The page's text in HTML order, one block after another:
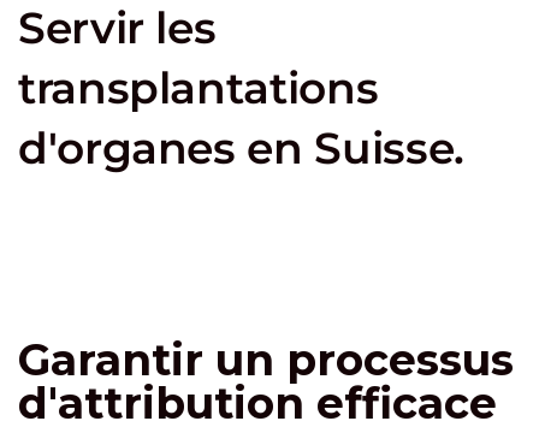
Servir les
transplantations
d'organes en Suisse.
Garantir un processus
d'attribution efficace